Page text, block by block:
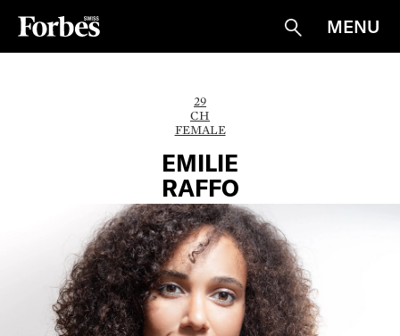
Suche
MENU
29
CH
FEMALE
EMILIE
RAFFO